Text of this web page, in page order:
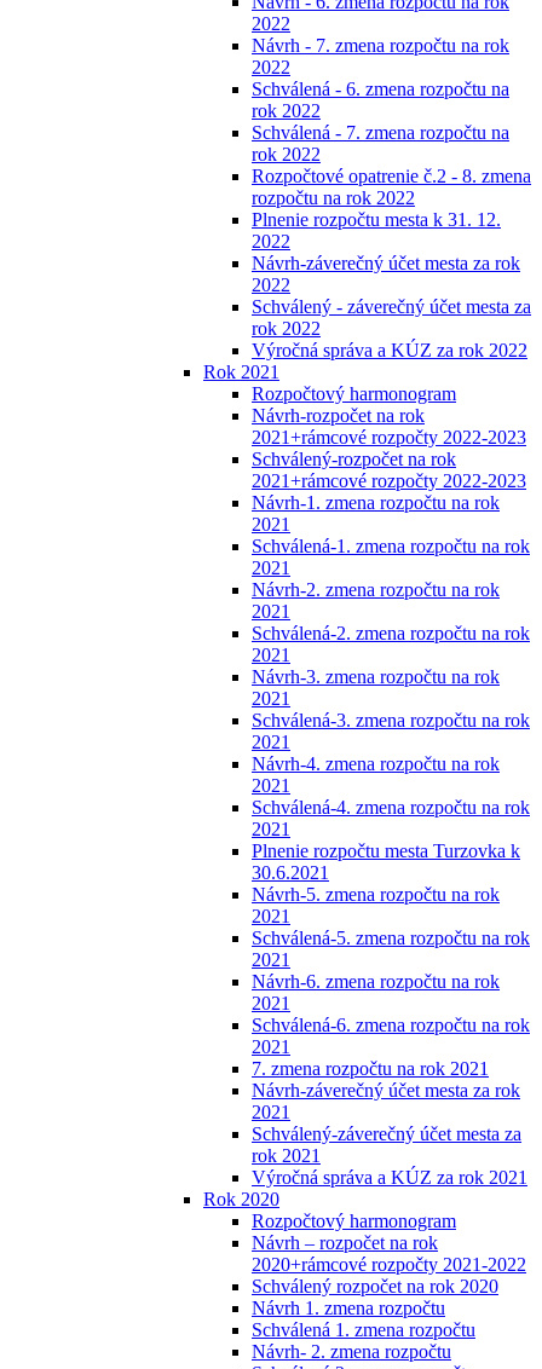
2022
Návrh - 7. zmena rozpočtu na rok
2022
Schválená - 6. zmena rozpočtu na
rok 2022
Schválená - 7. zmena rozpočtu na
rok 2022
Rozpočtové opatrenie č.2 - 8. zmena
rozpočtu na rok 2022
Plnenie rozpočtu mesta k 31. 12.
2022
Návrh-záverečný účet mesta za rok
2022
Schválený - záverečný účet mesta za
rok 2022
Výročná správa a KÚZ za rok 2022
Rok 2021
Rozpočtový harmonogram
Návrh-rozpočet na rok
2021+rámcové rozpočty 2022-2023
Schválený-rozpočet na rok
2021+rámcové rozpočty 2022-2023
Návrh-1. zmena rozpočtu na rok
2021
Schválená-1. zmena rozpočtu na rok
2021
Návrh-2. zmena rozpočtu na rok
2021
Schválená-2. zmena rozpočtu na rok
2021
Návrh-3. zmena rozpočtu na rok
2021
Schválená-3. zmena rozpočtu na rok
2021
Návrh-4. zmena rozpočtu na rok
2021
Schválená-4. zmena rozpočtu na rok
2021
Plnenie rozpočtu mesta Turzovka k
30.6.2021
Návrh-5. zmena rozpočtu na rok
2021
Schválená-5. zmena rozpočtu na rok
2021
Návrh-6. zmena rozpočtu na rok
2021
Schválená-6. zmena rozpočtu na rok
2021
7. zmena rozpočtu na rok 2021
Návrh-záverečný účet mesta za rok
2021
Schválený-záverečný účet mesta za
rok 2021
Výročná správa a KÚZ za rok 2021
Rok 2020
Rozpočtový harmonogram
Návrh – rozpočet na rok
2020+rámcové rozpočty 2021-2022
Schválený rozpočet na rok 2020
Návrh 1. zmena rozpočtu
Schválená 1. zmena rozpočtu
Návrh- 2. zmena rozpočtu